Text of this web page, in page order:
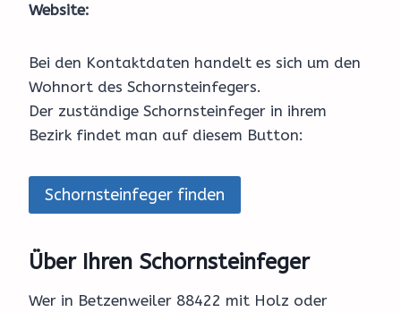
Website:
Bei den Kontaktdaten handelt es sich um den
Wohnort des Schornsteinfegers.
Der zuständige Schornsteinfeger in ihrem
Bezirk findet man auf diesem Button:
Schornsteinfeger finden
Über Ihren Schornsteinfeger
Wer in Betzenweiler 88422 mit Holz oder